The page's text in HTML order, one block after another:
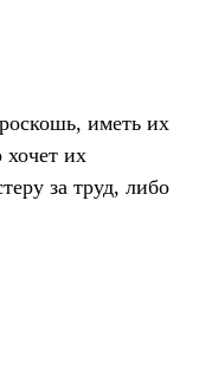
иметь их
хочет их
за труд, либо